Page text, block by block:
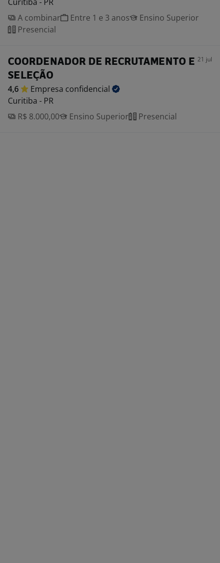
A combinar
Entre 1 e 3 anos
Ensino Superior
Presencial
COORDENADOR DE RECRUTAMENTO E
SELEÇÃO
21 jul
4,6 Empresa confidencial
Curitiba - PR
R$ 8.000,00
Ensino Superior Presencial